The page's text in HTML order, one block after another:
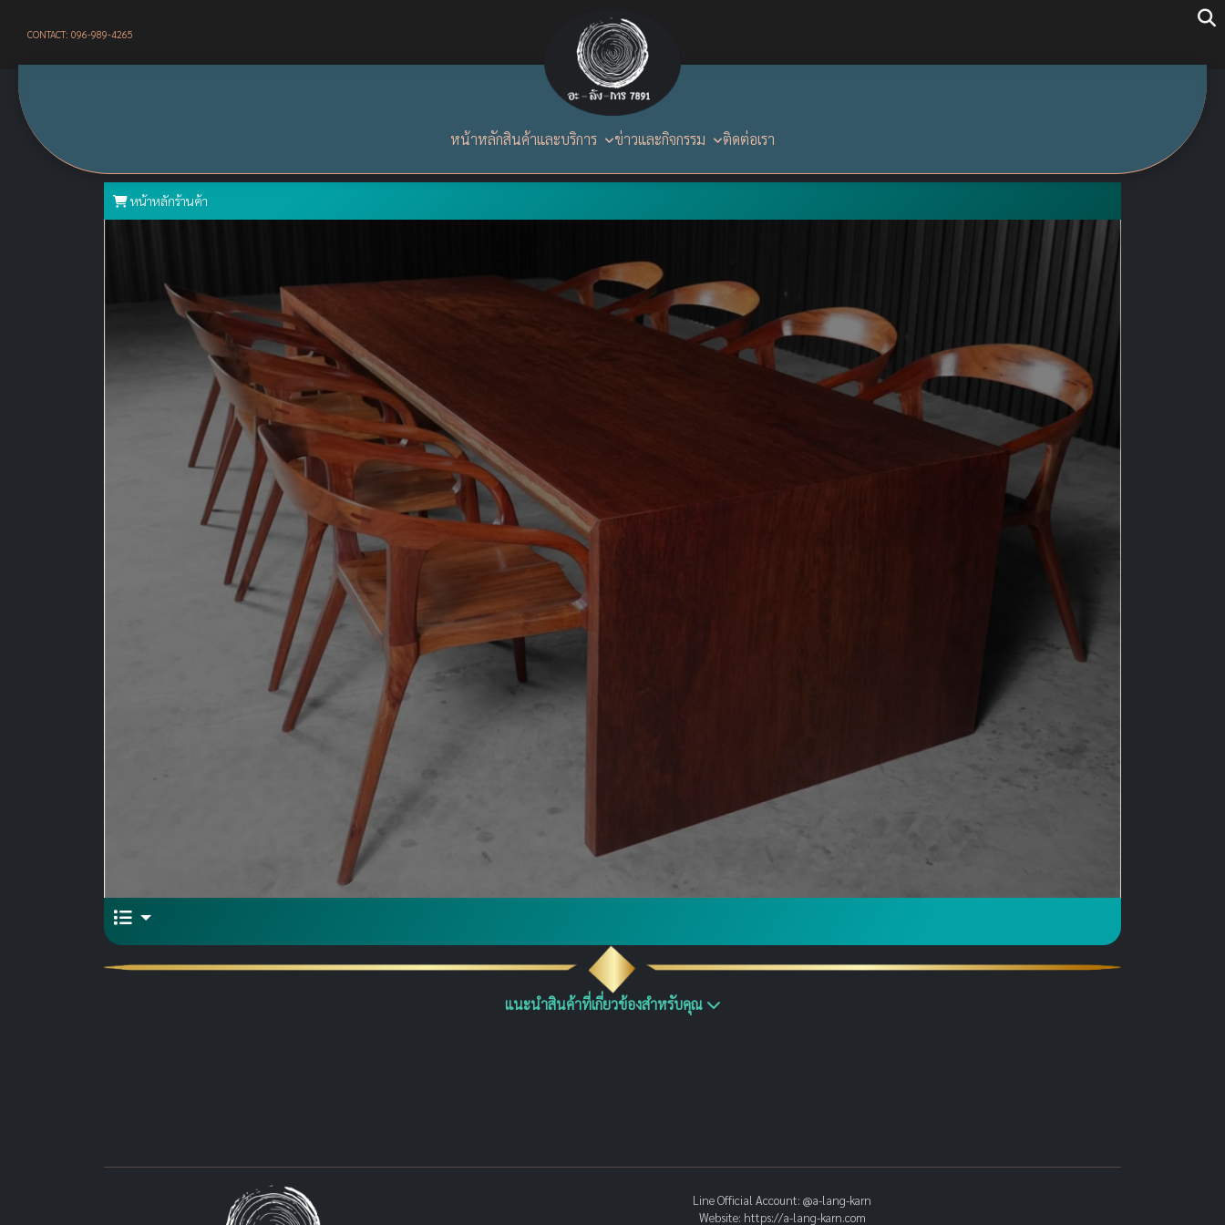
CONTACT: 096-989-4265
หน้าหลักสินค้าและบริการ ข่าวและกิจกรรม ติดต่อเรา
หน้าหลักร้านค้า
แนะนำสินค้าที่เกี่ยวข้องสำหรับคุณ
Line Official Account: @a-lang-karn
Website: https://a-lang-karn.com